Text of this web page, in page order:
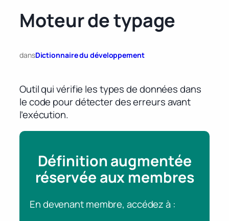
Moteur de typage
dansDictionnaire du développement
Outil qui vérifie les types de données dans
le code pour détecter des erreurs avant
l’exécution.
Définition augmentée
réservée aux membres
En devenant membre, accédez à :